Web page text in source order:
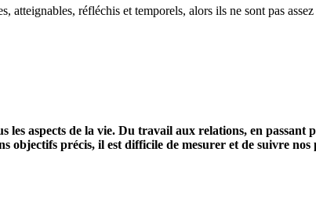
atteignables, réfléchis et temporels, alors ils ne sont pas
aspects de la vie. Du travail aux relations, en
objectifs précis, il est difficile de mesurer et de suivre